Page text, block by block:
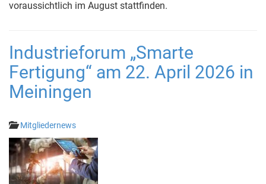
voraussichtlich im August stattfinden.
Industrieforum „Smarte
Fertigung“ am 22. April 2026 in
Meiningen
Mitgliedernews